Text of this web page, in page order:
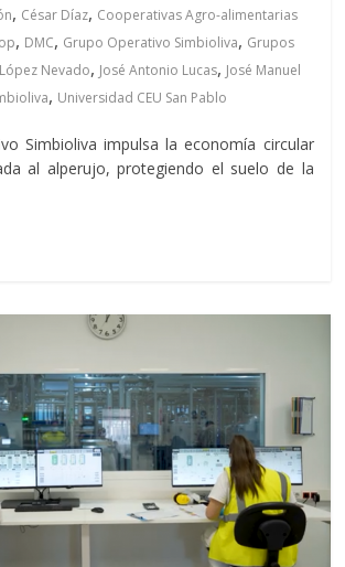
, César Díaz, Cooperativas Agro-alimentarias
, DMC, Grupo Operativo Simbioliva, Grupos
Nevado, José Antonio Lucas, José Manuel
, Universidad CEU San Pablo
Simbioliva impulsa la economía circular
al alperujo, protegiendo el suelo de la